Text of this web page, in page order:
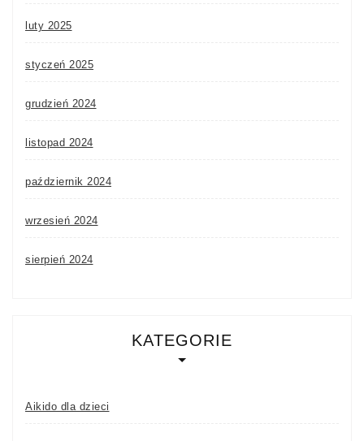
luty 2025
styczeń 2025
grudzień 2024
listopad 2024
październik 2024
wrzesień 2024
sierpień 2024
KATEGORIE
Aikido dla dzieci